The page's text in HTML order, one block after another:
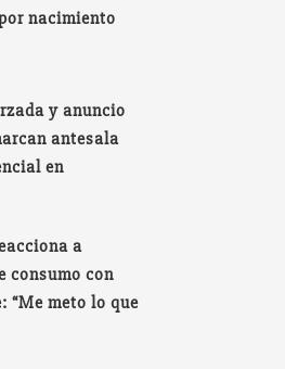
nacimiento
y anuncio
antesala
en
a
consumo con
“Me meto lo que